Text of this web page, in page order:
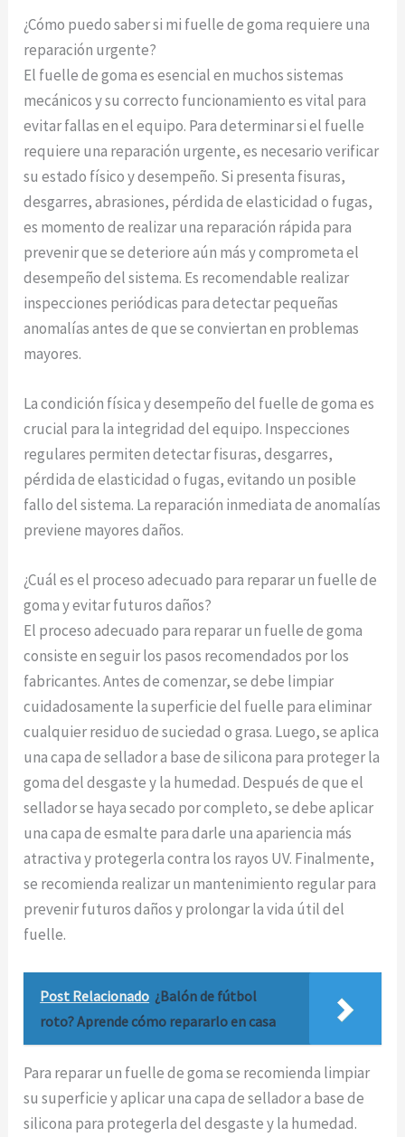
¿Cómo puedo saber si mi fuelle de goma requiere una
reparación urgente?
El fuelle de goma es esencial en muchos sistemas
mecánicos y su correcto funcionamiento es vital para
evitar fallas en el equipo. Para determinar si el fuelle
requiere una reparación urgente, es necesario verificar
su estado físico y desempeño. Si presenta fisuras,
desgarres, abrasiones, pérdida de elasticidad o fugas,
es momento de realizar una reparación rápida para
prevenir que se deteriore aún más y comprometa el
desempeño del sistema. Es recomendable realizar
inspecciones periódicas para detectar pequeñas
anomalías antes de que se conviertan en problemas
mayores.
La condición física y desempeño del fuelle de goma es
crucial para la integridad del equipo. Inspecciones
regulares permiten detectar fisuras, desgarres,
pérdida de elasticidad o fugas, evitando un posible
fallo del sistema. La reparación inmediata de anomalías
previene mayores daños.
¿Cuál es el proceso adecuado para reparar un fuelle de
goma y evitar futuros daños?
El proceso adecuado para reparar un fuelle de goma
consiste en seguir los pasos recomendados por los
fabricantes. Antes de comenzar, se debe limpiar
cuidadosamente la superficie del fuelle para eliminar
cualquier residuo de suciedad o grasa. Luego, se aplica
una capa de sellador a base de silicona para proteger la
goma del desgaste y la humedad. Después de que el
sellador se haya secado por completo, se debe aplicar
una capa de esmalte para darle una apariencia más
atractiva y protegerla contra los rayos UV. Finalmente,
se recomienda realizar un mantenimiento regular para
prevenir futuros daños y prolongar la vida útil del
fuelle.
Post Relacionado ¿Balón de fútbol
roto? Aprende cómo repararlo en casa
Para reparar un fuelle de goma se recomienda limpiar
su superficie y aplicar una capa de sellador a base de
silicona para protegerla del desgaste y la humedad.